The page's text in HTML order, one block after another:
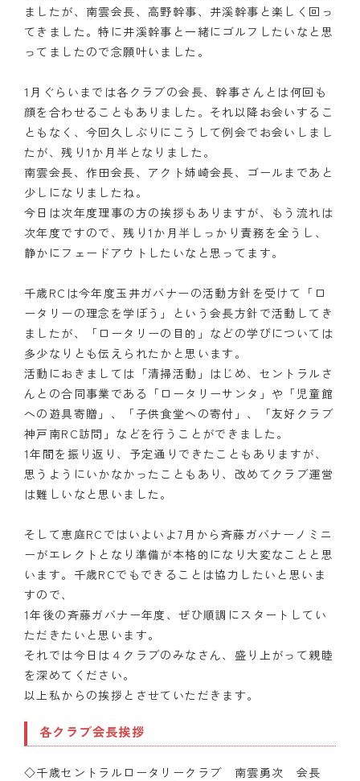
ましたが、南雲会長、高野幹事、井溪幹事と楽しく回っ
てきました。特に井溪幹事と一緒にゴルフしたいなと思
ってましたので念願叶いました。
1月ぐらいまでは各クラブの会長、幹事さんとは何回も
顔を合わせることもありました。それ以降お会いするこ
ともなく、今回久しぶりにこうして例会でお会いしまし
たが、残り1か月半となりました。
南雲会長、作田会長、アクト姉崎会長、ゴールまであと
少しになりましたね。
今日は次年度理事の方の挨拶もありますが、もう流れは
次年度ですので、残り1か月半しっかり責務を全うし、
静かにフェードアウトしたいなと思ってます。
千歳RCは今年度玉井ガバナーの活動方針を受けて「ロ
ータリーの理念を学ぼう」という会長方針で活動してき
ましたが、「ロータリーの目的」などの学びについては
多少なりとも伝えられたかと思います。
活動におきましては「清掃活動」はじめ、セントラルさ
んとの合同事業である「ロータリーサンタ」や「児童館
への遊具寄贈」、「子供食堂への寄付」、「友好クラブ
神戸南RC訪問」などを行うことができました。
1年間を振り返り、予定通りできたこともありますが、
思うようにいかなかったこともあり、改めてクラブ運営
は難しいなと思いました。
そして恵庭RCではいよいよ7月から斉藤ガバナーノミニ
ーがエレクトとなり準備が本格的になり大変なことと思
います。千歳RCでもできることは協力したいと思いま
すので、
1年後の斉藤ガバナー年度、ぜひ順調にスタートしてい
ただきたいと思います。
それでは今日は４クラブのみなさん、盛り上がって親睦
を深めてください。
以上私からの挨拶とさせていただきます。
各クラブ会長挨拶
◇千歳セントラルロータリークラブ 南雲勇次 会長